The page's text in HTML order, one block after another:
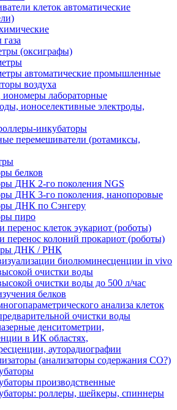
клеток автоматические
(оксиграфы)
автоматические промышленные
воздуха
лабораторные
ионоселективные электроды,
инкубаторы
перемешиватели (ротамиксы,
белков
ДНК 2-го поколения NGS
ДНК 3-го поколения, нанопоровые
ДНК по Сэнгеру
пиро
перенос клеток эукариот (роботы)
перенос колоний прокариот (роботы)
ДНК / РНК
биолюминесценции in vivo
очистки воды
очистки воды до 500 л/час
белков
анализа клеток
очистки воды
денситометрии,
в ИК областях,
ауторадиографии
(анализаторы содержания СО?)
производственные
роллеры, шейкеры, спиннеры